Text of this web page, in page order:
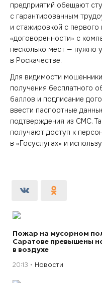
предприятий обещают
с гарантированным
и стажировкой с первого
«договоренности» с
несколько мест — нужно
в Роскачестве.
Для видимости
получения бесплатного
баллов и подписание
ввести паспортные
подтверждения из СМС.
получают доступ к
в «Госуслугах» и
Пожар на мусорном
Саратове превышены
в воздухе
20:13 Новости